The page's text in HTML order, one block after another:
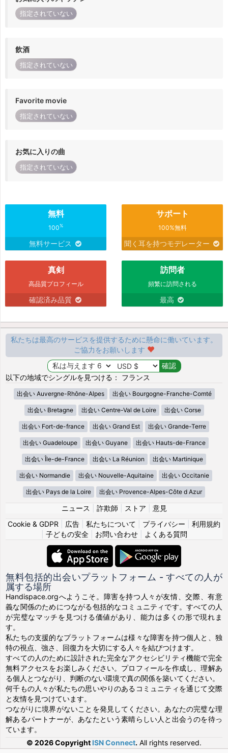
指定されていない
飲酒
指定されていない
Favorite movie
指定されていない
お気に入りの曲
指定されていない
無料
100%
無料サービス
サポート
100%無料
聞く耳を持つモデレーター
真剣
高品質プロフィール
確認済み品質
訪問者
頻繁に訪問される
最高
私たちは最高のサービスを提供するために懸命に働いています。
ご協力をお願いします
以下の地域でシングルを見つける： フランス
出会い Auvergne-Rhône-Alpes 出会い Bourgogne-Franche-Comté
出会い Bretagne 出会い Centre-Val de Loire 出会い Corse
出会い Fort-de-france 出会い Grand Est 出会い Grande-Terre
出会い Guadeloupe 出会い Guyane 出会い Hauts-de-France
出会い Île-de-France 出会い La Réunion 出会い Martinique
出会い Normandie 出会い Nouvelle-Aquitaine 出会い Occitanie
出会い Pays de la Loire 出会い Provence-Alpes-Côte d Azur
ニュース 詐欺師 ストア
意見
Cookie & GDPR
広告 私たちについて プライバシー
利用規約
子どもの安全| お問い合わせ| よくある質問
無料包括的出会いプラットフォーム - すべての人が
属する場所
Handispace.orgへようこそ。障害を持つ人々が友情、交際、有意
義な関係のためにつながる包括的なコミュニティです。すべての人
が完璧なマッチを見つける価値があり、能力は多くの形で現れま
す。
私たちの支援的なプラットフォームは様々な障害を持つ個人と、独
特の視点、強さ、回復力を大切にする人々を結びつけます。
すべての人のために設計された完全なアクセシビリティ機能で完全
無料アクセスをお楽しみください。プロフィールを作成し、理解あ
る個人とつながり、判断のない環境で真の関係を築いてください。
何千もの人々が私たちの思いやりのあるコミュニティを通じて交際
と友情を見つけています。
つながりに境界がないことを発見してください。あなたの完璧な理
解あるパートナーが、あなたという素晴らしい人と出会うのを待っ
ています。
© 2026 Copyright ISN Connect. All rights reserved.